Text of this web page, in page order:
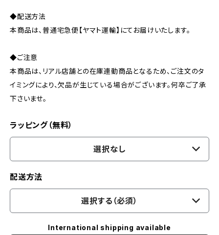
◆配送方法
本商品は、普通宅急便【ヤマト運輸】にてお届けいたします。
◆ご注意
本商品は、リアル店舗との在庫連動商品となるため、ご注文のタ
イミングにより、欠品が生じている場合がございます。何卒ご了承
下さいませ。
ラッピング（無料）
選択なし
配送方法
選択する（必須）
International shipping available